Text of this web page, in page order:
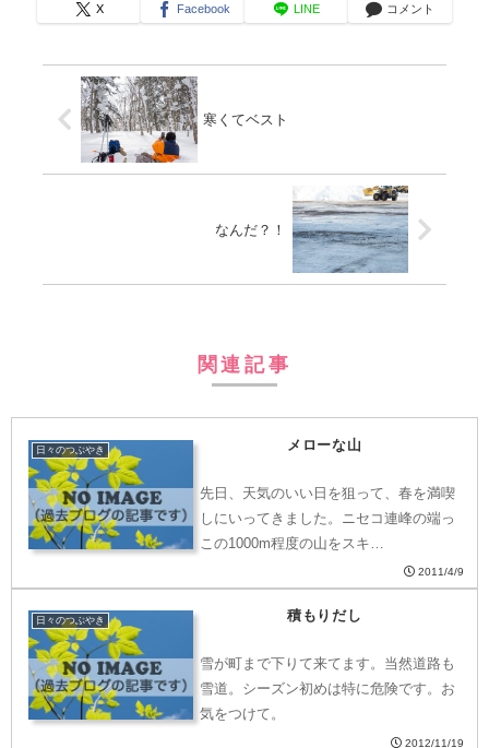
X Facebook LINE コメント
寒くてベスト
なんだ？！
関連記事
日々のつぶやき メローな山
先日、天気のいい日を狙って、春を満喫
しにいってきました。ニセコ連峰の端っ
この1000m程度の山をスキ…
2011/4/9
日々のつぶやき 積もりだし
雪が町まで下りて来てます。当然道路も
雪道。シーズン初めは特に危険です。お
気をつけて。
2012/11/19